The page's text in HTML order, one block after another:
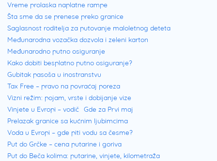
Vreme prolaska naplatne rampe
Šta sme da se prenese preko granice
Saglasnost roditelja za putovanje maloletnog deteta
Međunarodna vozačka dozvola i zeleni karton
Međunarodno putno osiguranje
Kako dobiti besplatno putno osiguranje?
Gubitak pasoša u inostranstvu
Tax Free – pravo na povraćaj poreza
Vizni režim: pojam, vrste i dobijanje vize
Vinjete u Evropi – vodič Gde za Prvi maj
Prelazak granice sa kućnim ljubimcima
Voda u Evropi – gde piti vodu sa česme?
Put do Grčke – cena putarine i goriva
Put do Beča kolima: putarine, vinjete, kilometraža